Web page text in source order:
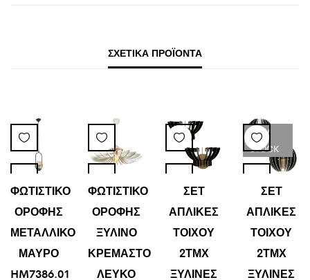
ΣΧΕΤΙΚΆ ΠΡΟΪΌΝΤΑ
ΦΩΤΙΣΤΙΚΟ
ΟΡΟΦΗΣ
ΜΕΤΑΛΛΙΚΟ
ΜΑΥΡΟ
HM7386.01
ΦΩΤΙΣΤΙΚΟ
ΟΡΟΦΗΣ
ΞΥΛΙΝΟ
ΚΡΕΜΑΣΤΟ
ΛΕΥΚΟ
ΣΕΤ
ΑΠΛΙΚΕΣ
ΤΟΙΧΟΥ
2ΤΜΧ
ΞΥΛΙΝΕΣ
LOW
STOCK
ΣΕΤ
ΑΠΛΙΚΕΣ
ΤΟΙΧΟΥ
2ΤΜΧ
ΞΥΛΙΝΕΣ